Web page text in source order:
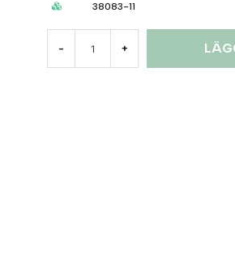
38083-11
- +